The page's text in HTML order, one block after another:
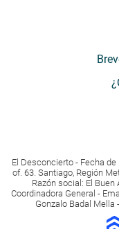
El Desconcierto - Fecha
of. 63. Santiago, Región
Razón social: El
Coordinadora General -
Gonzalo Badal Mella